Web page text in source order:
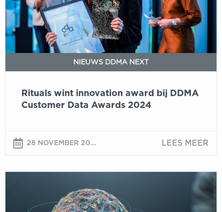
DDMA
Customer
Data
Awards
NIEUWS DDMA NEXT
Rituals wint innovation award bij DDMA
Customer Data Awards 2024
28 NOVEMBER 20... LEES MEER